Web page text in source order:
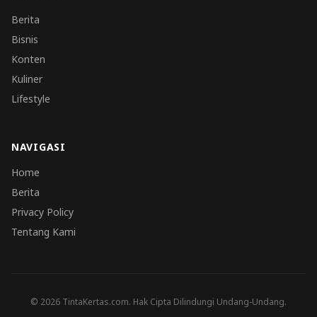
Berita
Bisnis
Konten
Kuliner
Lifestyle
NAVIGASI
Home
Berita
Privacy Policy
Tentang Kami
© 2026 TintaKertas.com. Hak Cipta Dilindungi Undang-Undang.